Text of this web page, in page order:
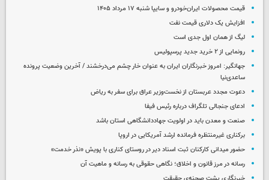
قیمت محصولات ایران‌خودرو و سایپا شنبه ۱۷ مرداد ۱۴۰۵
افزایش یک دلاری قیمت نفت
لیگ از همان اول جدی است
رونمایی از ۲ خرید جدید پرسپولیس
جهانگیر: امروز خبرنگاران ایران به عنوان خار چشم می‌درخشند / آخرین وضعیت پرونده
ساعدی‌نیا
دعوت مجدد عربستان از نخست‌وزیر عراق برای سفر به ریاض
ادعای جنجالی تلگراف درباره رئیس فیفا
صنعت و معدن باید در اولویت جهاددانشگاهی استان باشد
برکناری غیرمنتظره فرمانده ارشد آمریکایی در اروپا
حضور میدانی کارکنان ثبت اسناد دیر در روستای کناری با پویش «نذر خدمت»
رسانه در مرز قانون و اخلاق؛ نگاهی حقوقی به رسانه و ماهیت آن